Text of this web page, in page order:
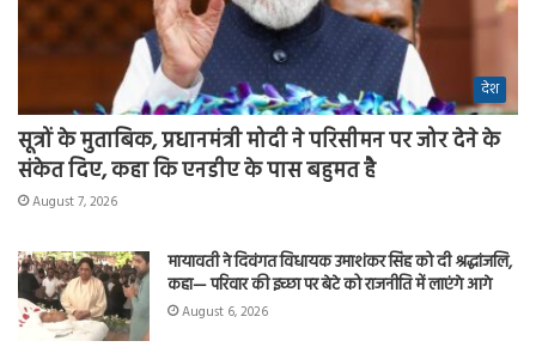
देश
सूत्रों के मुताबिक, प्रधानमंत्री मोदी ने परिसीमन पर जोर देने के
संकेत दिए, कहा कि एनडीए के पास बहुमत है
August 7, 2026
मायावती ने दिवंगत विधायक उमाशंकर सिंह को दी श्रद्धांजलि,
कहा— परिवार की इच्छा पर बेटे को राजनीति में लाएंगे आगे
August 6, 2026